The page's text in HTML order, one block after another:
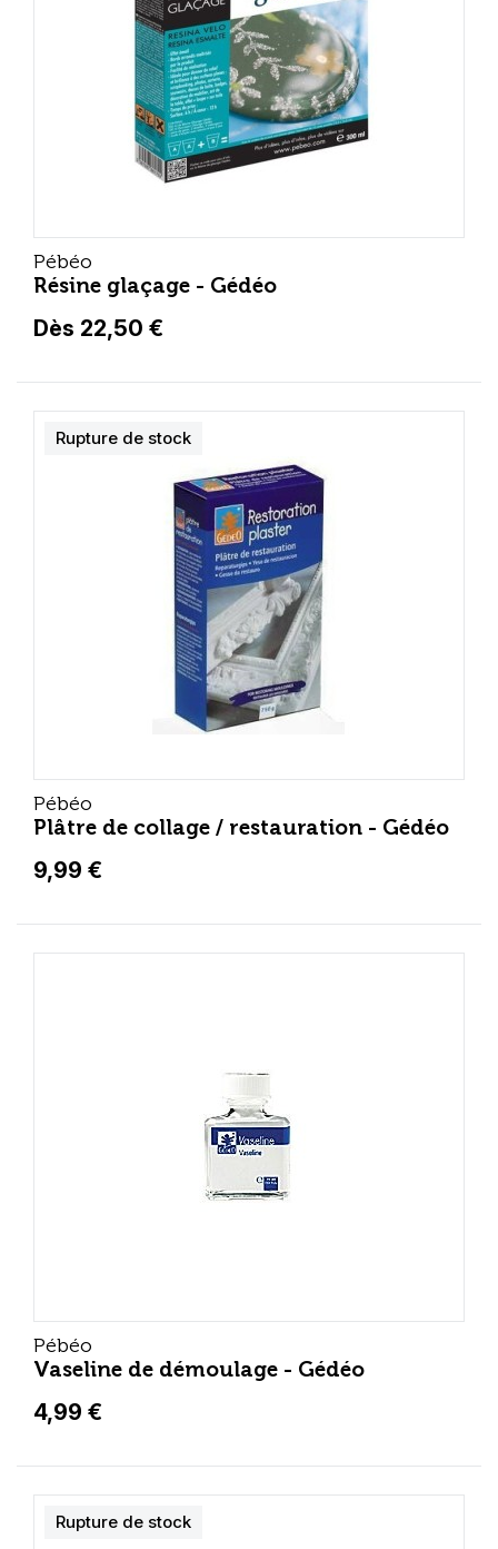
Pébéo
Résine glaçage - Gédéo
Dès 22,50 €
Pébéo
Plâtre de collage / restauration - Gédéo
9,99 €
Rupture de stock
Pébéo
Vaseline de démoulage - Gédéo
4,99 €
Rupture de stock